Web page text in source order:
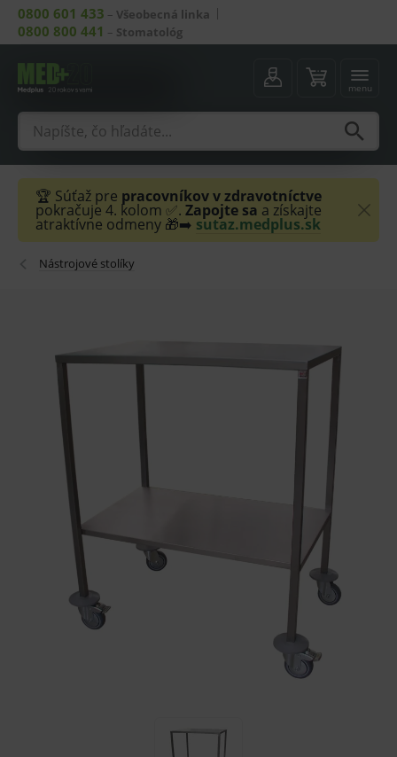
0800 601 433 – Všeobecná linka
0800 800 441 – Stomatológ
menu
🏆 Súťaž pre pracovníkov v zdravotníctve
pokračuje 4. kolom ✅. Zapojte sa a získajte
atraktívne odmeny 🎁➡️ sutaz.medplus.sk
Nástrojové stolíky